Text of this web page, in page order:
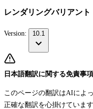
レンダリングバリアント
Version: 10.1
日本語翻訳に関する免責事項
このページの翻訳はAIによ
正確な翻訳を心掛けていま